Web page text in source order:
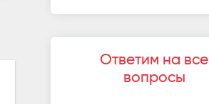
Ответим на все
вопросы